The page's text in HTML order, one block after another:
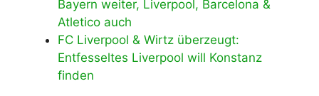
Bayern weiter, Liverpool, Barcelona &
Atletico auch
FC Liverpool & Wirtz überzeugt:
Entfesseltes Liverpool will Konstanz
finden